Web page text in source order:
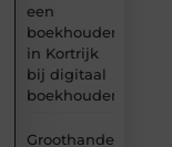
een
boekhouder
in Kortrijk
bij digitaal
boekhouden?
Groothandel